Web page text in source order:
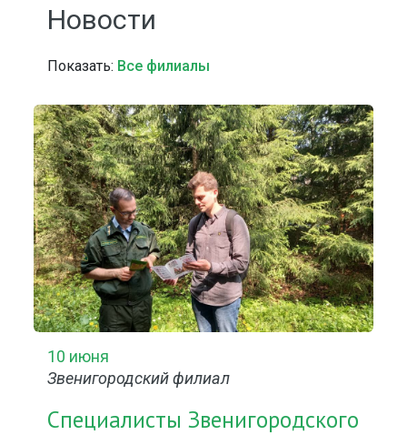
Новости
Показать: Все филиалы
10 июня
Звенигородский филиал
Специалисты Звенигородского